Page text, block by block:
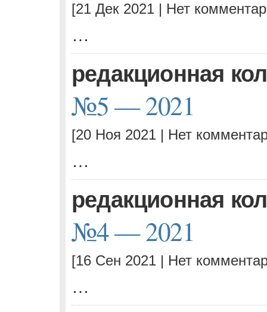
[21 Дек 2021 | Нет
…
редакционная
№5 — 2021
[20 Ноя 2021 | Нет
…
редакционная
№4 — 2021
[16 Сен 2021 | Нет
…